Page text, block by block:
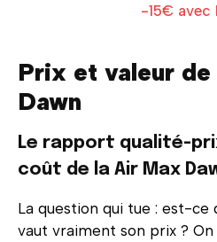
-15€ avec
Prix et valeur
Dawn
Le rapport qualité-
coût de la Air Max
La question qui tue : est-ce
vaut vraiment son prix ?